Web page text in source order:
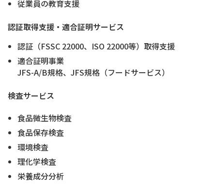
従業員の教育支援
認証取得支援・適合証明サービス
認証（FSSC 22000、ISO 22000等）取得支援
適合証明事業
JFS-A/B規格、JFS規格（フードサービス）
検査サービス
食品微生物検査
食品保存検査
環境検査
理化学検査
栄養成分分析